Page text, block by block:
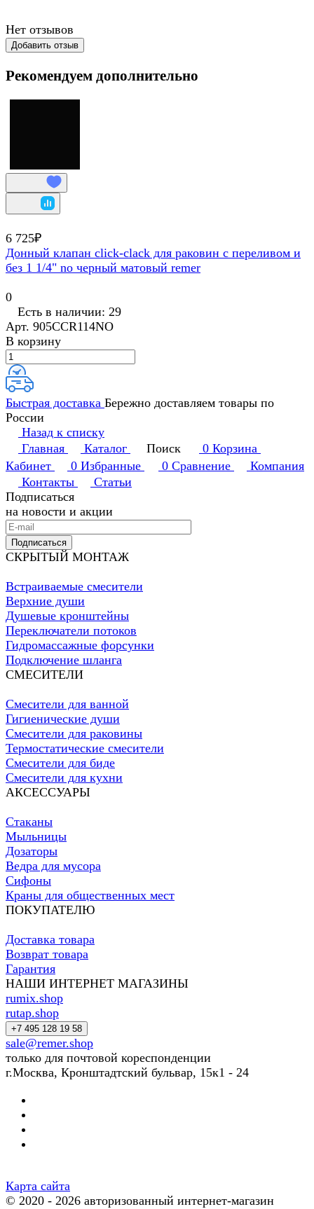
Нет отзывов
Добавить отзыв
Рекомендуем дополнительно
6 725₽
Донный клапан click-clack для раковин с переливом и
без 1 1/4" no черный матовый remer
0
Есть в наличии: 29
Арт. 905CCR114NO
В корзину
Быстрая доставка Бережно доставляем товары по
России
Назад к списку
Главная
Каталог Поиск 0 Корзина
Кабинет
0 Избранные 0 Сравнение
Компания
Контакты
Статьи
Подписаться
на новости и акции
Подписаться
СКРЫТЫЙ МОНТАЖ
Встраиваемые смесители
Верхние души
Душевые кронштейны
Переключатели потоков
Гидромассажные форсунки
Подключение шланга
СМЕСИТЕЛИ
Смесители для ванной
Гигиенические души
Смесители для раковины
Термостатические смесители
Смесители для биде
Смесители для кухни
АКСЕССУАРЫ
Стаканы
Мыльницы
Дозаторы
Ведра для мусора
Сифоны
Краны для общественных мест
ПОКУПАТЕЛЮ
Доставка товара
Возврат товара
Гарантия
НАШИ ИНТЕРНЕТ МАГАЗИНЫ
rumix.shop
rutap.shop
+7 495 128 19 58
sale@remer.shop
только для почтовой кореспонденции
г.Москва, Кронштадтский бульвар, 15к1 - 24
Карта сайта
© 2020 - 2026 авторизованный интернет-магазин